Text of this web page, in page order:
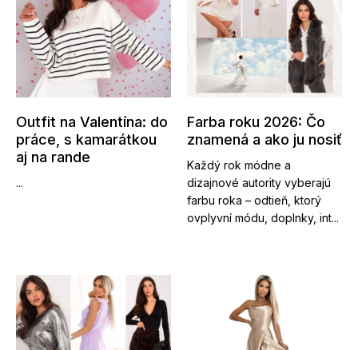
Outfit na Valentína: do
práce, s kamarátkou
aj na rande
...
Farba roku 2026: Čo
znamená a ako ju nosiť
Každý rok módne a
dizajnové autority vyberajú
farbu roka – odtieň, ktorý
ovplyvní módu, doplnky, int...